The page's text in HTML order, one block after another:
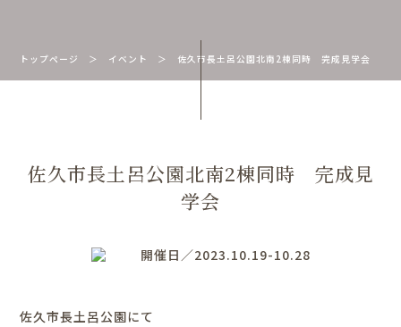
トップページ ＞ イベント ＞ 佐久市長土呂公園北南2棟同時 完成見学会
佐久市長土呂公園北南2棟同時 完成見
学会
開催日／2023.10.19-10.28
佐久市長土呂公園にて